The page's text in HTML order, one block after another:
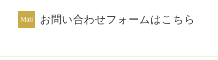
お問い合わせフォームはこちら